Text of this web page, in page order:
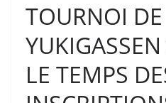
TOURNOI DE
LE TEMPS